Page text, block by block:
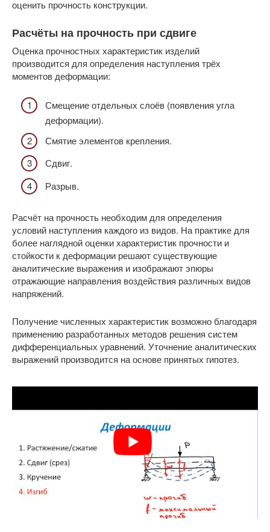
оценить прочность конструкции.
Расчёты на прочность при сдвиге
Оценка прочностных характеристик изделий
производится для определения наступления трёх
моментов деформации:
Смещение отдельных слоёв (появления угла
деформации).
Смятие элементов крепления.
Сдвиг.
Разрыв.
Расчёт на прочность необходим для определения
условий наступления каждого из видов. На практике для
более наглядной оценки характеристик прочности и
стойкости к деформации решают существующие
аналитические выражения и изображают эпюры
отражающие направления воздействия различных видов
напряжений.
Получение численных характеристик возможно благодаря
применению разработанных методов решения систем
дифференциальных уравнений. Уточнение аналитических
выражений производится на основе принятых гипотез.